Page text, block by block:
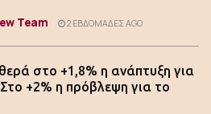
Team 2 ΕΒΔΟΜΆΔΕΣ AGO
στο +1,8% η ανάπτυξη για
+2% η πρόβλεψη για το